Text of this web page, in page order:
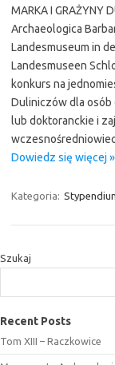
MARKA I GRAŻYNY
Archaeologica
Landesmuseum in
Landesmuseen
konkurs na
Duliniczów dla osób
lub doktoranckie i
Dowiedz się więcej »
Kategoria:
Szukaj
Recent Posts
Tom XIII – Raczkowice